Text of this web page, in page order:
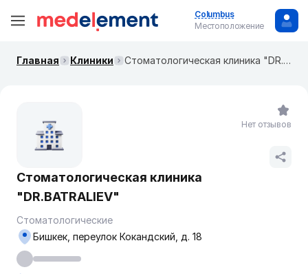
Columbus
Местоположение
Главная Клиники ​Стоматологическая клиника "DR.BATRALIEV"
​Стоматологическая клиника
"DR.BATRALIEV"
Стоматологические
Бишкек, переулок ​Кокандский, д. 18
Нет отзывов